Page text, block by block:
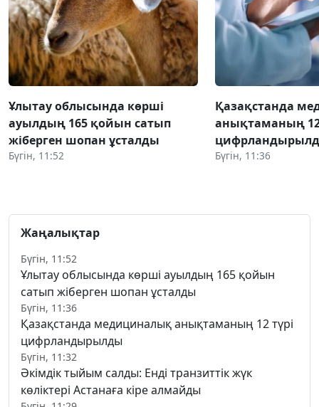
Ұлытау облысында көрші
ауылдың 165 қойын сатып
жіберген шопан ұсталды
Бүгін, 11:52
Қазақстанда
анықтаманың 12
Бүгін, 11:36
Жаңалықтар
Бүгін, 11:52
Ұлытау облысында көрші ауылдың 165 қойын
сатып жіберген шопан ұсталды
Бүгін, 11:36
Қазақстанда медициналық анықтаманың 12 түрі
цифрландырылды
Бүгін, 11:32
Әкімдік тыйым салды: Енді транзиттік жүк
көліктері Астанаға кіре алмайды